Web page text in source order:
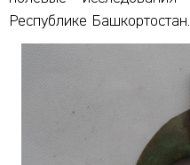
Республике Башкортостан.